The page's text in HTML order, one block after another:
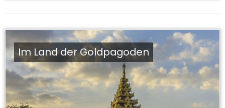
Im Land der Goldpagoden